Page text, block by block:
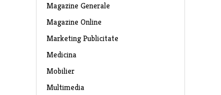
Magazine Generale
Magazine Online
Marketing Publicitate
Medicina
Mobilier
Multimedia